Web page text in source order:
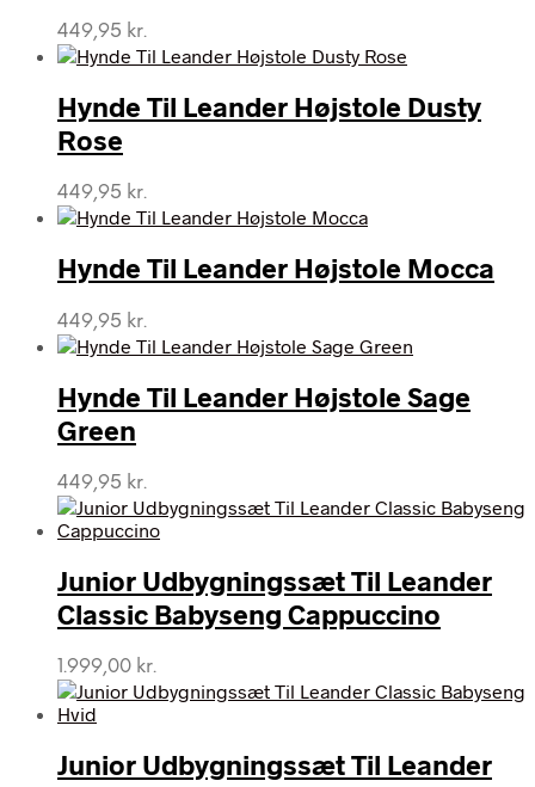
449,95 kr.
Hynde Til Leander Højstole Dusty
Rose
449,95 kr.
Hynde Til Leander Højstole Mocca
449,95 kr.
Hynde Til Leander Højstole Sage
Green
449,95 kr.
Junior Udbygningssæt Til Leander
Classic Babyseng Cappuccino
1.999,00 kr.
Junior Udbygningssæt Til Leander